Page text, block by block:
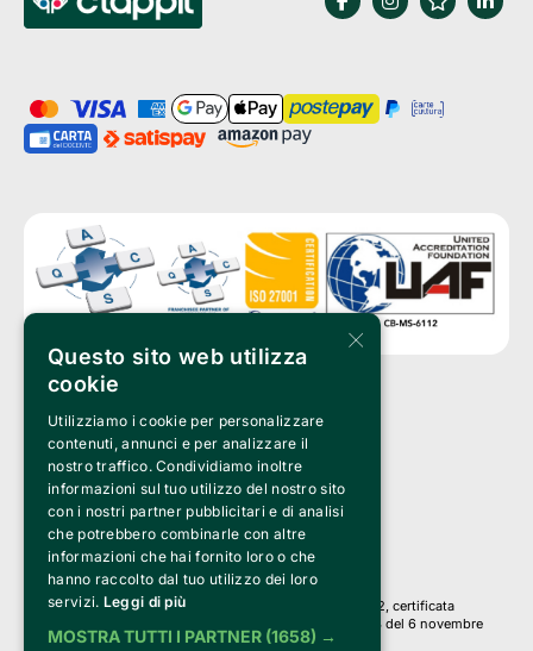
Clappit è un marchio di proprietà di:
Bemils Srl
a Socio Unico
Via Fosse Ardeatine, 4 -20092 Cinisello Balsamo (MI)
PI 05589050961
Iscr. C.C.I.A.A. Milano R.E.A. 1833471
© 2010-2025 Bemils Srl - Tutti i diritti riservati
Credits:
Clappit è basato sulla piattaforma di biglietteria Belive 6.2, certificata
dall’Agenzia delle Entrate con protocollo n. 2025/445474 del 6 novembre
2025.
×
Questo sito web utilizza
cookie
Utilizziamo i cookie per personalizzare
contenuti, annunci e per analizzare il
nostro traffico. Condividiamo inoltre
informazioni sul tuo utilizzo del nostro sito
con i nostri partner pubblicitari e di analisi
che potrebbero combinarle con altre
informazioni che hai fornito loro o che
hanno raccolto dal tuo utilizzo dei loro
servizi. Leggi di più
MOSTRA TUTTI I PARTNER (1658) →